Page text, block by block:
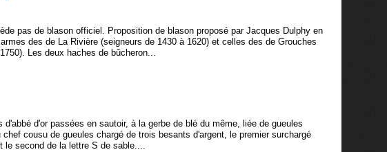
pas de blason officiel. Proposition de blason proposé par Jacques Dulphy en
des de La Rivière (seigneurs de 1430 à 1620) et celles des de Grouches
Les deux haches de bûcheron...
d'abbé d'or passées en sautoir, à la gerbe de blé du même, liée de gueules
chef cousu de gueules chargé de trois besants d'argent, le premier surchargé
le second de la lettre S de sable....